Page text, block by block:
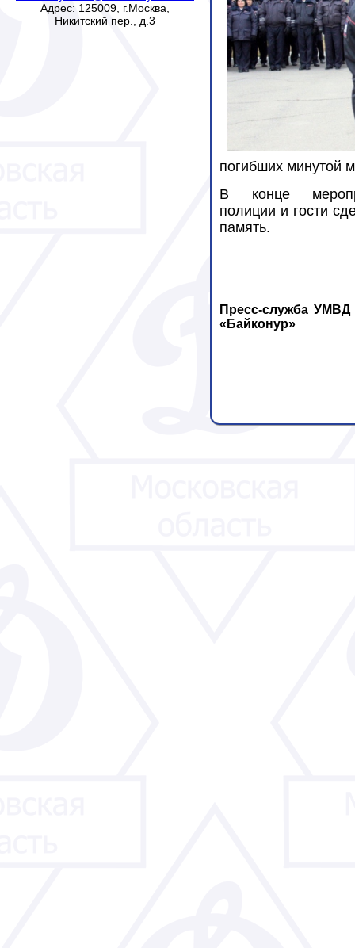
Адрес: 125009, г.Москва,
Никитский пер., д.3
погибших минутой
В конце
полиции и гости
память.
Пресс-служба УМВД
«Байконур»